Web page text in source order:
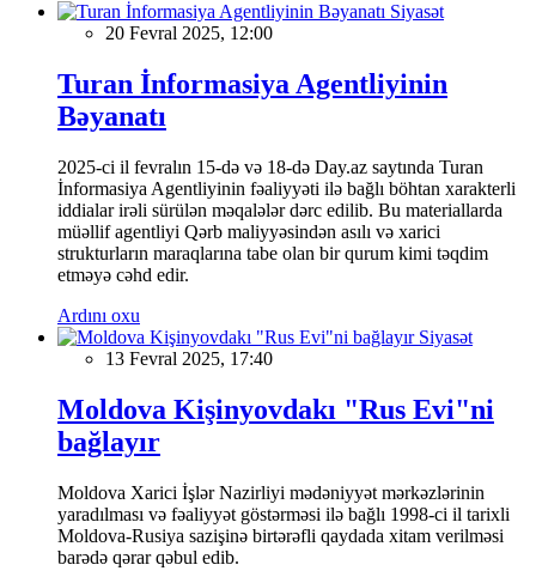
Siyasət
20 Fevral 2025, 12:00
Turan İnformasiya Agentliyinin
Bəyanatı
2025-ci il fevralın 15-də və 18-də Day.az saytında Turan
İnformasiya Agentliyinin fəaliyyəti ilə bağlı böhtan xarakterli
iddialar irəli sürülən məqalələr dərc edilib. Bu materiallarda
müəllif agentliyi Qərb maliyyəsindən asılı və xarici
strukturların maraqlarına tabe olan bir qurum kimi təqdim
etməyə cəhd edir.
Ardını oxu
Siyasət
13 Fevral 2025, 17:40
Moldova Kişinyovdakı "Rus Evi"ni
bağlayır
Moldova Xarici İşlər Nazirliyi mədəniyyət mərkəzlərinin
yaradılması və fəaliyyət göstərməsi ilə bağlı 1998-ci il tarixli
Moldova-Rusiya sazişinə birtərəfli qaydada xitam verilməsi
barədə qərar qəbul edib.